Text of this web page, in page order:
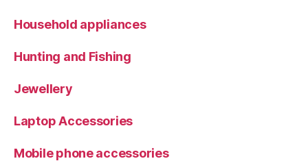
Household appliances
Hunting and Fishing
Jewellery
Laptop Accessories
Mobile phone accessories